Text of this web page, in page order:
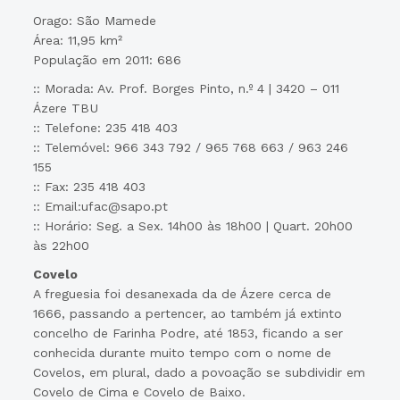
Orago: São Mamede
Área: 11,95 km²
População em 2011: 686
:: Morada: Av. Prof. Borges Pinto, n.º 4 | 3420 – 011
Ázere TBU
:: Telefone: 235 418 403
:: Telemóvel: 966 343 792 / 965 768 663 / 963 246
155
:: Fax: 235 418 403
:: Email:ufac@sapo.pt
:: Horário: Seg. a Sex. 14h00 às 18h00 | Quart. 20h00
às 22h00
Covelo
A freguesia foi desanexada da de Ázere cerca de
1666, passando a pertencer, ao também já extinto
concelho de Farinha Podre, até 1853, ficando a ser
conhecida durante muito tempo com o nome de
Covelos, em plural, dado a povoação se subdividir em
Covelo de Cima e Covelo de Baixo.